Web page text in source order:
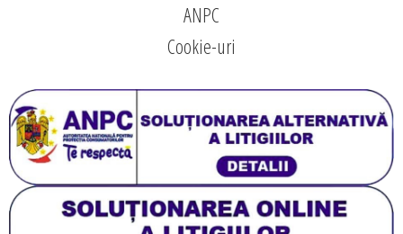
ANPC
Cookie-uri